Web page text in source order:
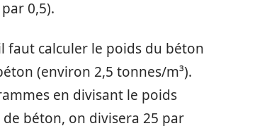
0,5).
faut calculer le poids du béton
(environ 2,5 tonnes/m³).
en divisant le poids
béton, on divisera 25 par